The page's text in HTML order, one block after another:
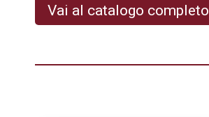
Vai al catalogo completo